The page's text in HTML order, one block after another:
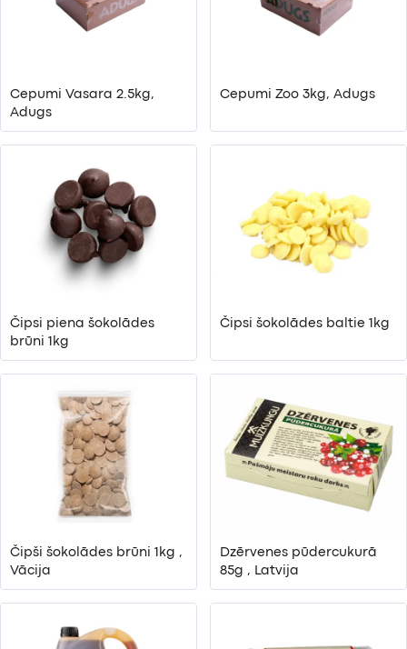
Cepumi Vasara 2.5kg,
Adugs
Cepumi Zoo 3kg, Adugs
Čipsi piena šokolādes
brūni 1kg
Čipsi šokolādes baltie 1kg
Čipši šokolādes brūni 1kg ,
Vācija
Dzērvenes pūdercukurā
85g , Latvija